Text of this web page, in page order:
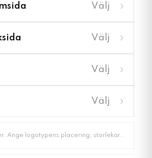
Välj ›
Välj ›
Välj ›
Välj ›